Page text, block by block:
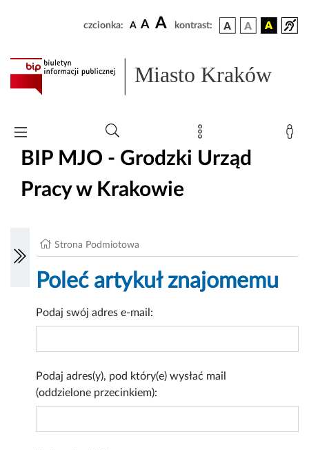
czcionka: A A A kontrast:
Miasto Kraków
BIP MJO - Grodzki Urząd
Pracy w Krakowie
Strona Podmiotowa
Poleć artykuł znajomemu
Podaj swój adres e-mail:
Podaj adres(y), pod który(e) wysłać mail
(oddzielone przecinkiem):